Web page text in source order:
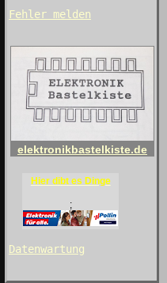
Fehler melden
elektronikbastelkiste.de
Hier dibt es Dinge
;
Datenwartung